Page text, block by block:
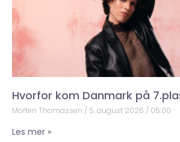
Hvorfor kom Danmark på
Morten Thomassen 5. august 2026 05:00
Les mer »